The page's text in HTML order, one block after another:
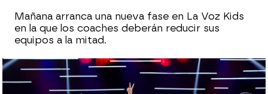
Mañana arranca una nueva fase en La Voz Kids
en la que los coaches deberán reducir sus
equipos a la mitad.